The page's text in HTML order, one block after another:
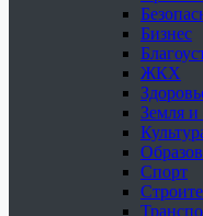
Бизнес
ЖКХ
Земля
Спорт